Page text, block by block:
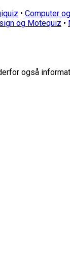
• Computer
og Motequiz •
også